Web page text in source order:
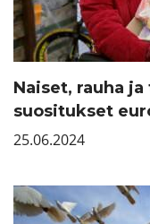
Naiset, rauha
suositukset
25.06.2024